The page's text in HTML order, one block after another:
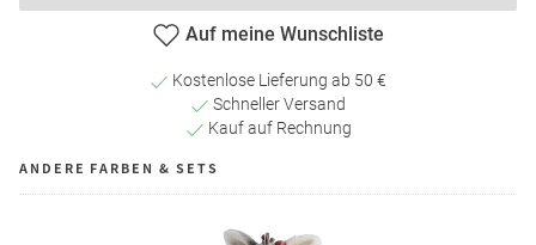
Auf meine Wunschliste
Kostenlose Lieferung ab 50 €
Schneller Versand
Kauf auf Rechnung
ANDERE FARBEN & SETS